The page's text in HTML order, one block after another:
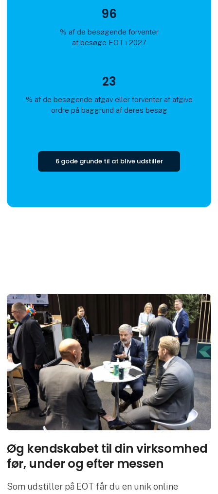
96
% af de besøgende forventer
at besøge EOT i 2027
23
% af de besøgende afgav eller forventer af afgive
ordre på baggrund af deres besøg
6 gode grunde til at blive udstiller
Øg kendskabet til din virksomhed
før, under og efter messen
Som udstiller på EOT får du en unik online